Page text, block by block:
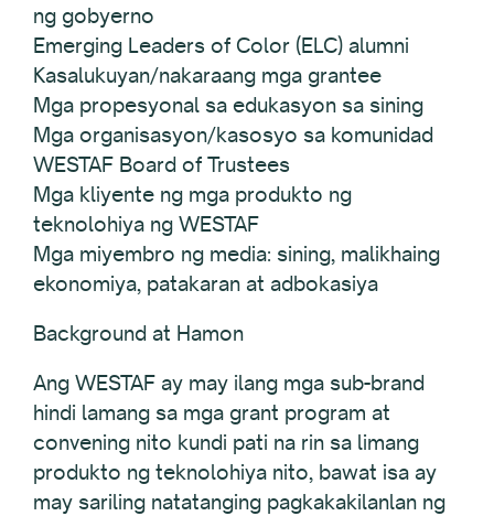
ng gobyerno
Emerging Leaders of Color (ELC) alumni
Kasalukuyan/nakaraang mga grantee
Mga propesyonal sa edukasyon sa sining
Mga organisasyon/kasosyo sa komunidad
WESTAF Board of Trustees
Mga kliyente ng mga produkto ng
teknolohiya ng WESTAF
Mga miyembro ng media: sining, malikhaing
ekonomiya, patakaran at adbokasiya
Background at Hamon
Ang WESTAF ay may ilang mga sub-brand
hindi lamang sa mga grant program at
convening nito kundi pati na rin sa limang
produkto ng teknolohiya nito, bawat isa ay
may sariling natatanging pagkakakilanlan ng